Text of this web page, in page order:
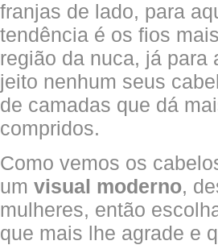
franjas de lado, para
tendência é os fios
região da nuca, já para
jeito nenhum seus
de camadas que dá
compridos.
Como vemos os
um visual moderno,
mulheres, então
que mais lhe agrade e